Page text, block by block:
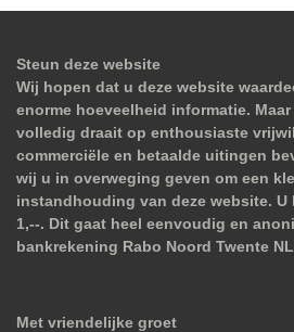
Steun deze website
Wij hopen dat u deze website
enorme hoeveelheid informatie.
volledig draait op enthousiaste
commerciële en betaalde uitingen
wij u in overweging geven om een
instandhouding van deze website.
1,--. Dit gaat heel eenvoudig en
bankrekening Rabo Noord Twente
Met vriendelijke groet